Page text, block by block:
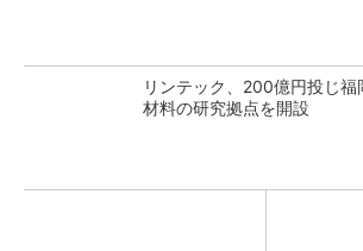
リンテック、200億円投じ
材料の研究拠点を開設